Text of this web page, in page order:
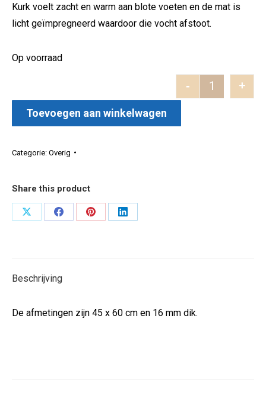
Kurk voelt zacht en warm aan blote voeten en de mat is
licht geïmpregneerd waardoor die vocht afstoot.
Op voorraad
- +
Toevoegen aan winkelwagen
Categorie: Overig
Share this product
Deel
Deel
Deel
Deel
Beschrijving
De afmetingen zijn 45 x 60 cm en 16 mm dik.